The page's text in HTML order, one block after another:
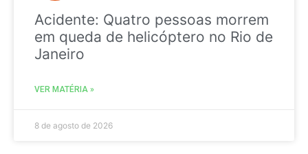
Acidente: Quatro pessoas morrem
em queda de helicóptero no Rio de
Janeiro
VER MATÉRIA »
8 de agosto de 2026